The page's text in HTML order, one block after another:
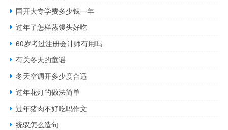
国开大专学费多少钱一年
过年了怎样蒸馒头好吃
60岁考过注册会计师有用吗
有关冬天的童谣
冬天空调开多少度合适
过年花灯的做法简单
过年猪肉不好吃吗作文
统驭怎么造句